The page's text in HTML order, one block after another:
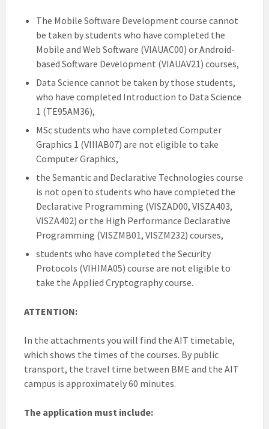
The Mobile Software Development course cannot
be taken by students who have completed the
Mobile and Web Software (VIAUAC00) or Android-
based Software Development (VIAUAV21) courses,
Data Science cannot be taken by those students,
who have completed Introduction to Data Science
1 (TE95AM36),
MSc students who have completed Computer
Graphics 1 (VIIIAB07) are not eligible to take
Computer Graphics,
the Semantic and Declarative Technologies course
is not open to students who have completed the
Declarative Programming (VISZAD00, VISZA403,
VISZA402) or the High Performance Declarative
Programming (VISZMB01, VISZM232) courses,
students who have completed the Security
Protocols (VIHIMA05) course are not eligible to
take the Applied Cryptography course.
ATTENTION:
In the attachments you will find the AIT timetable,
which shows the times of the courses. By public
transport, the travel time between BME and the AIT
campus is approximately 60 minutes.
The application must include: